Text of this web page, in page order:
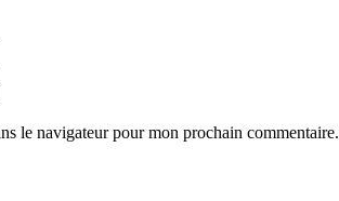
le navigateur pour mon prochain commentaire.